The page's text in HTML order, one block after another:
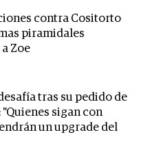
contra Cositorto
piramidales
Zoe
tras su pedido de
sigan con
un upgrade del